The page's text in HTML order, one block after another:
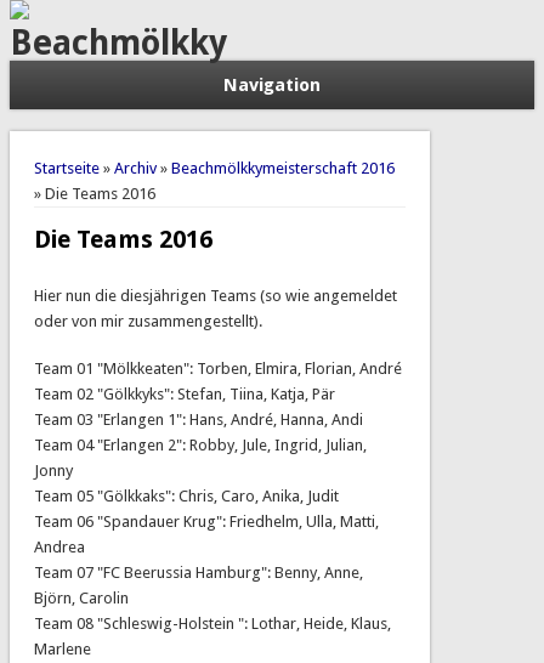
Beachmölkky
Navigation
Sie sind hier
Startseite» Archiv» Beachmölkkymeisterschaft 2016
» Die Teams 2016
Die Teams 2016
Hier nun die diesjährigen Teams (so wie angemeldet
oder von mir zusammengestellt).
Team 01 "Mölkkeaten": Torben, Elmira, Florian, André
Team 02 "Gölkkyks": Stefan, Tiina, Katja, Pär
Team 03 "Erlangen 1": Hans, André, Hanna, Andi
Team 04 "Erlangen 2": Robby, Jule, Ingrid, Julian,
Jonny
Team 05 "Gölkkaks": Chris, Caro, Anika, Judit
Team 06 "Spandauer Krug": Friedhelm, Ulla, Matti,
Andrea
Team 07 "FC Beerussia Hamburg": Benny, Anne,
Björn, Carolin
Team 08 "Schleswig-Holstein ": Lothar, Heide, Klaus,
Marlene